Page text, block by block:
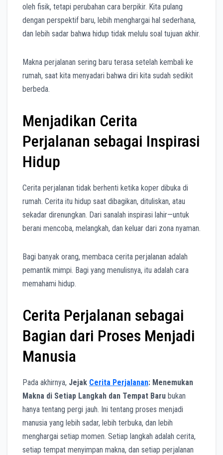
oleh fisik, tetapi perubahan cara berpikir. Kita pulang
dengan perspektif baru, lebih menghargai hal sederhana,
dan lebih sadar bahwa hidup tidak melulu soal tujuan akhir.
Makna perjalanan sering baru terasa setelah kembali ke
rumah, saat kita menyadari bahwa diri kita sudah sedikit
berbeda.
Menjadikan Cerita
Perjalanan sebagai Inspirasi
Hidup
Cerita perjalanan tidak berhenti ketika koper dibuka di
rumah. Cerita itu hidup saat dibagikan, dituliskan, atau
sekadar direnungkan. Dari sanalah inspirasi lahir—untuk
berani mencoba, melangkah, dan keluar dari zona nyaman.
Bagi banyak orang, membaca cerita perjalanan adalah
pemantik mimpi. Bagi yang menulisnya, itu adalah cara
memahami hidup.
Cerita Perjalanan sebagai
Bagian dari Proses Menjadi
Manusia
Pada akhirnya, Jejak Cerita Perjalanan: Menemukan
Makna di Setiap Langkah dan Tempat Baru bukan
hanya tentang pergi jauh. Ini tentang proses menjadi
manusia yang lebih sadar, lebih terbuka, dan lebih
menghargai setiap momen. Setiap langkah adalah cerita,
setiap tempat menyimpan makna, dan setiap perjalanan